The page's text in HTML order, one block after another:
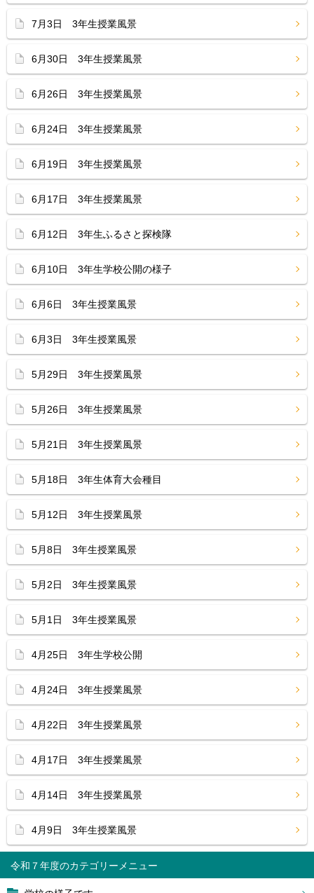
令和７年度
7月3日 3年生授業風景
6月30日 3年生授業風景
6月26日 3年生授業風景
6月24日 3年生授業風景
6月19日 3年生授業風景
6月17日 3年生授業風景
6月12日 3年生ふるさと探検隊
6月10日 3年生学校公開の様子
6月6日 3年生授業風景
6月3日 3年生授業風景
5月29日 3年生授業風景
5月26日 3年生授業風景
5月21日 3年生授業風景
5月18日 3年生体育大会種目
5月12日 3年生授業風景
5月8日 3年生授業風景
5月2日 3年生授業風景
5月1日 3年生授業風景
4月25日 3年生学校公開
4月24日 3年生授業風景
4月22日 3年生授業風景
4月17日 3年生授業風景
4月14日 3年生授業風景
4月9日 3年生授業風景